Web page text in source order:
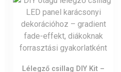
Lélegző csillag DIY Kit –